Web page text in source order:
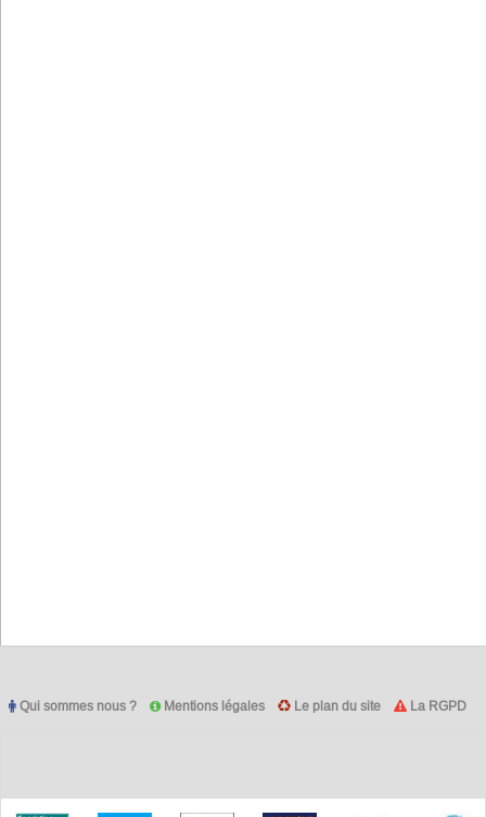
Qui sommes nous ? Mentions légales Le plan du site La RGPD